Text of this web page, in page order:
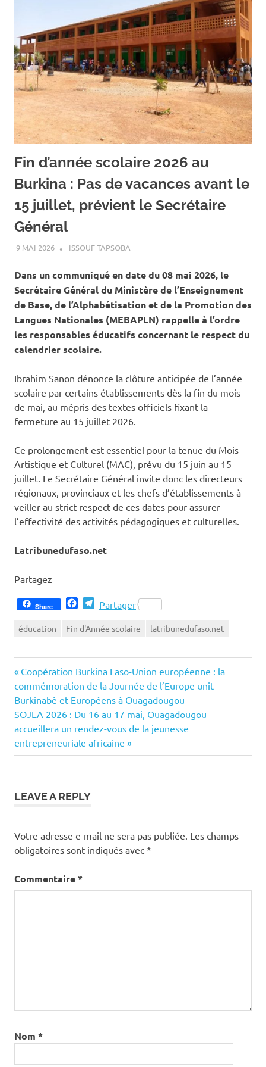
Fin d’année scolaire 2026 au
Burkina : Pas de vacances avant le
15 juillet, prévient le Secrétaire
Général
9 MAI 2026 ISSOUF TAPSOBA
Dans un communiqué en date du 08 mai 2026, le
Secrétaire Général du Ministère de l’Enseignement
de Base, de l’Alphabétisation et de la Promotion des
Langues Nationales (MEBAPLN) rappelle à l’ordre
les responsables éducatifs concernant le respect du
calendrier scolaire.
Ibrahim Sanon dénonce la clôture anticipée de l’année
scolaire par certains établissements dès la fin du mois
de mai, au mépris des textes officiels fixant la
fermeture au 15 juillet 2026.
Ce prolongement est essentiel pour la tenue du Mois
Artistique et Culturel (MAC), prévu du 15 juin au 15
juillet. Le Secrétaire Général invite donc les directeurs
régionaux, provinciaux et les chefs d’établissements à
veiller au strict respect de ces dates pour assurer
l’effectivité des activités pédagogiques et culturelles.
Latribunedufaso.net
Partagez
Share FacebookTelegram
Partager
éducation Fin d'Année scolaire latribunedufaso.net
Navigation
de
l’article
Previous
Post:
Coopération Burkina Faso-Union européenne : la
commémoration de la Journée de l’Europe unit
Burkinabè et Européens à Ouagadougou
Next
Post:
SOJEA 2026 : Du 16 au 17 mai, Ouagadougou
accueillera un rendez-vous de la jeunesse
entrepreneuriale africaine
LEAVE A REPLY
Votre adresse e-mail ne sera pas publiée. Les champs
obligatoires sont indiqués avec *
Commentaire*
Nom *